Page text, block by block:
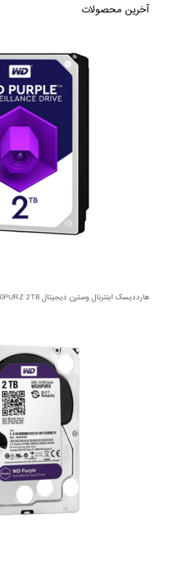
آخرین محصولات
هارددیسک اینترنال وسترن دیجیتال WD20PURZ 2TB